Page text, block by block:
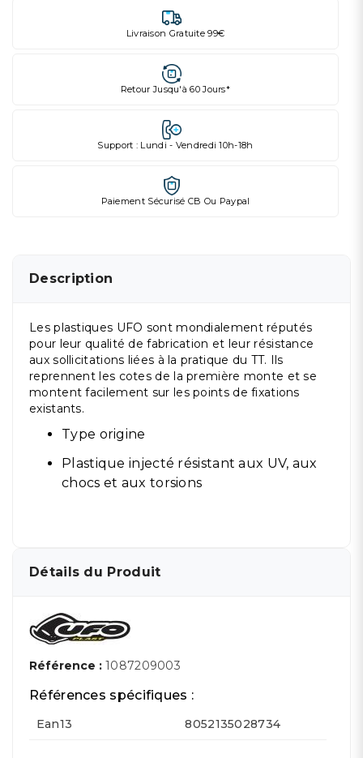
Livraison Gratuite 99€
Retour Jusqu'à 60 Jours*
Support : Lundi - Vendredi 10h-18h
Paiement Sécurisé CB Ou Paypal
Description
Les plastiques UFO sont mondialement réputés
pour leur qualité de fabrication et leur résistance
aux sollicitations liées à la pratique du TT. Ils
reprennent les cotes de la première monte et se
montent facilement sur les points de fixations
existants.
Type origine
Plastique injecté résistant aux UV, aux
chocs et aux torsions
Détails du Produit
Référence : 1087209003
Références spécifiques :
Ean13 8052135028734